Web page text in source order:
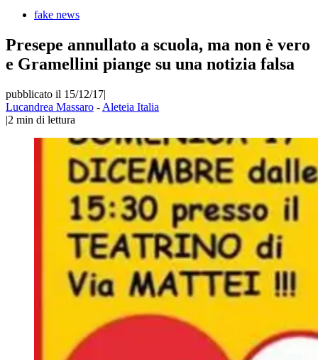
fake news
Presepe annullato a scuola, ma non è vero
e Gramellini piange su una notizia falsa
pubblicato il 15/12/17|
Lucandrea Massaro - Aleteia Italia
|2 min di lettura